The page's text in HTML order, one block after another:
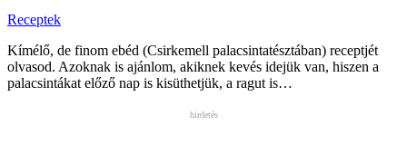
Receptek
Kímélő, de finom ebéd (Csirkemell palacsintatésztában) receptjét
olvasod. Azoknak is ajánlom, akiknek kevés idejük van, hiszen a
palacsintákat előző nap is kisüthetjük, a ragut is…
hirdetés